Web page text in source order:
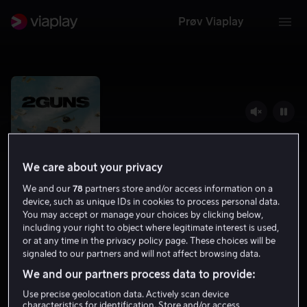
Prøv Viaplay
2 Guns
Komedie 1 t 44 min
We care about your privacy
We and our78 partners store and/or access information on a
device, such as unique IDs in cookies to process personal data.
You may accept or manage your choices by clicking below,
including your right to object where legitimate interest is used,
or at any time in the privacy policy page. These choices will be
signaled to our partners and will not affect browsing data.
We and our partners process data to provide:
Use precise geolocation data. Actively scan device
characteristics for identification. Store and/or access